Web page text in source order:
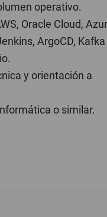
operativo.
Oracle Cloud,
ArgoCD, Kafka
y orientación a
o similar.